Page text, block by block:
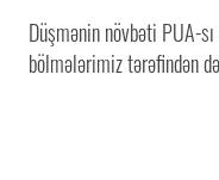
Düşmənin növbəti PUA-
bölmələrimiz tərəfindən